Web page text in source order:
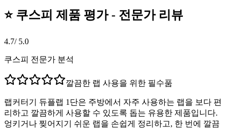
⭐ 쿠스피 제품 평가 - 전문가 리뷰
4.7/ 5.0
쿠스피 전문가 분석
깔끔한 랩 사용을 위한 필수품
랩커터기 듀플랩 1단은 주방에서 자주 사용하는 랩을 보다 편
리하고 깔끔하게 사용할 수 있도록 돕는 유용한 제품입니다.
엉키거나 찢어지기 쉬운 랩을 손쉽게 정리하고, 한 번에 깔끔